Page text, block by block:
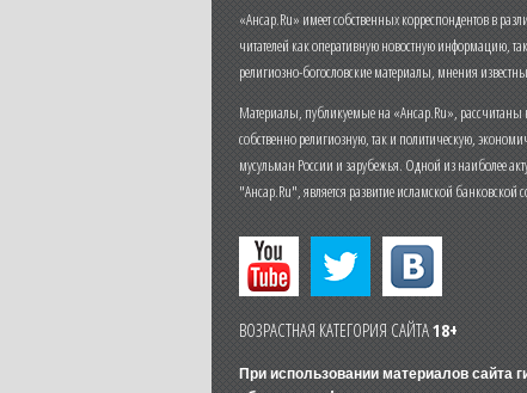
«Ансар.Ru» имеет собственных корреспондентов в
читателей как оперативную новостную информацию,
религиозно-богословские материалы, мнения
Материалы, публикуемые на «Ансар.Ru», рассчитаны
собственно религиозную, так и политическую,
мусульман России и зарубежья. Одной из наиболее
"Ансар.Ru", является развитие исламской
ВОЗРАСТНАЯ КАТЕГОРИЯ САЙТА18+
При использовании материалов сайта